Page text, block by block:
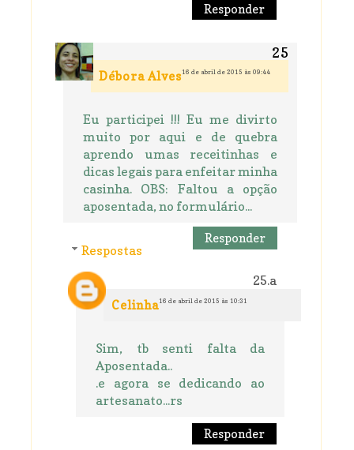
Responder
Débora Alves 16 de abril de 2015 às 09:44
Eu participei !!! Eu me divirto
muito por aqui e de quebra
aprendo umas receitinhas e
dicas legais para enfeitar minha
casinha. OBS: Faltou a opção
aposentada, no formulário...
Responder
Respostas
Celinha16 de abril de 2015 às 10:31
Sim, tb senti falta da
Aposentada..
.e agora se dedicando ao
artesanato...rs
Responder